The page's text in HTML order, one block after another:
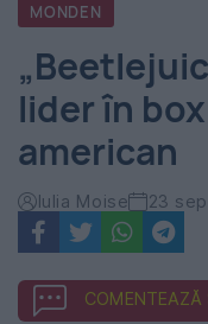
România
-
Evenimentul
Zilei
MONDEN
lider în
american
Iulia Moise 23
COMENTEAZĂ